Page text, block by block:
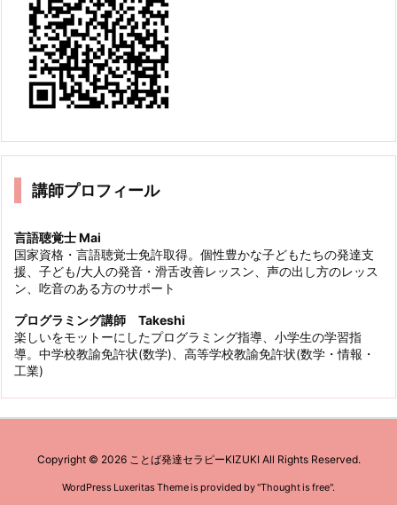
講師プロフィール
言語聴覚士 Mai
国家資格・言語聴覚士免許取得。個性豊かな子どもたちの発達支
援、子ども/大人の発音・滑舌改善レッスン、声の出し方のレッス
ン、吃音のある方のサポート
プログラミング講師 Takeshi
楽しいをモットーにしたプログラミング指導、小学生の学習指
導。中学校教諭免許状(数学)、高等学校教諭免許状(数学・情報・
工業)
Copyright © 2026 ことば発達セラピーKIZUKIAll Rights Reserved.
WordPress Luxeritas Theme is provided by "Thought is free".